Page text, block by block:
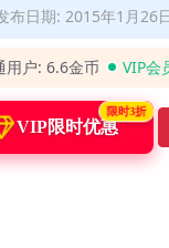
布日期: 2015年1月26
用户: 6.6金币 VIP会
VIP限时优惠
限时3折